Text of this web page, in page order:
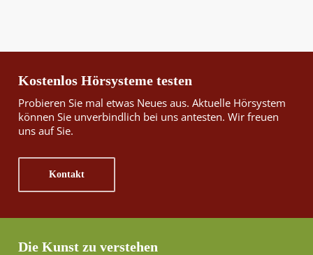
Kostenlos Hörsysteme testen
Probieren Sie mal etwas Neues aus. Aktuelle Hörsystem
können Sie unverbindlich bei uns antesten. Wir freuen
uns auf Sie.
Kontakt
Die Kunst zu verstehen